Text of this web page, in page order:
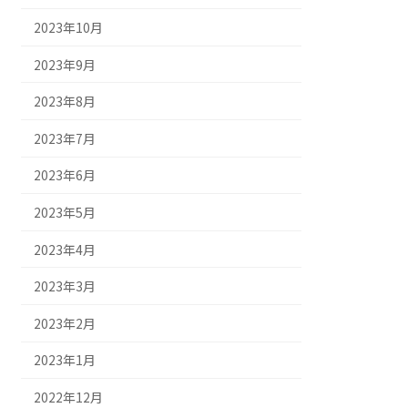
2023年10月
2023年9月
2023年8月
2023年7月
2023年6月
2023年5月
2023年4月
2023年3月
2023年2月
2023年1月
2022年12月